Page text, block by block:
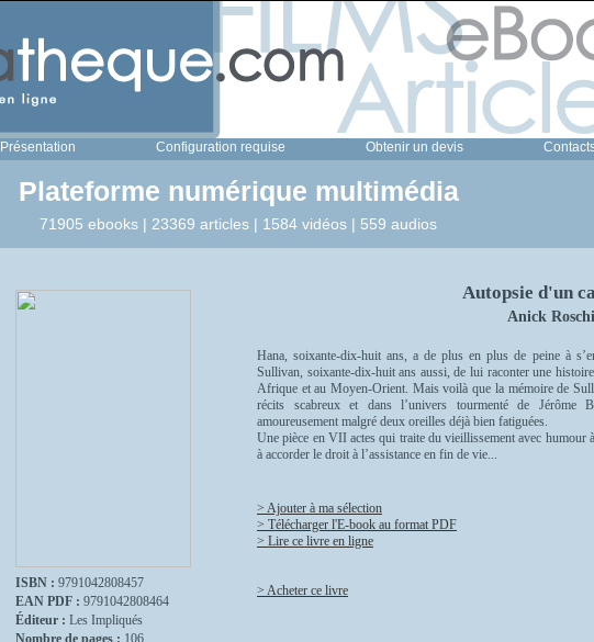
Présentation Configuration requise Obtenir un devis
Plateforme numérique multimédia
71905 ebooks | 23369 articles | 1584 vidéos | 559 audios
ISBN : 9791042808457
EAN PDF : 9791042808464
Éditeur : Les Impliqués
Nombre de pages : 106
Autopsie d'un
Anick Roschi
Hana, soixante-dix-huit ans, a de plus en plus de peine à
Sullivan, soixante-dix-huit ans aussi, de lui raconter une
Afrique et au Moyen-Orient. Mais voilà que la mémoire de
récits scabreux et dans l’univers tourmenté de Jérôme
amoureusement malgré deux oreilles déjà bien fatiguées.
Une pièce en VII actes qui traite du vieillissement avec humour
à accorder le droit à l’assistance en fin de vie...
> Ajouter à ma sélection
> Télécharger l'E-book au format PDF
> Lire ce livre en ligne
> Acheter ce livre